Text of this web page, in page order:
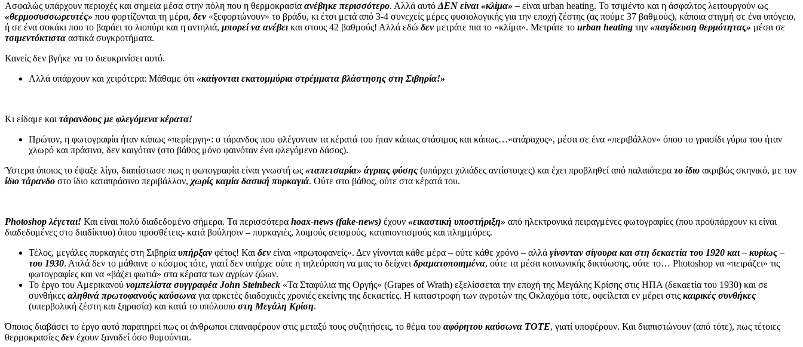
Ασφαλώς υπάρχουν περιοχές και σημεία μέσα στην πόλη που η θερμοκρασία ανέβηκε περισσότερο. Αλλά αυτό ΔΕΝ είναι «κλίμα» – είναι urban heating. To τσιμέντο και η άσφαλτος λειτουργούν ως
«θερμοσυσσωρευτές» που φορτίζονται τη μέρα, δεν«ξεφορτώνουν» το βράδυ, κι έτσι μετά από 3-4 συνεχείς μέρες φυσιολογικής για την εποχή ζέστης (ας πούμε 37 βαθμούς), κάποια στιγμή σε ένα υπόγειο,
ή σε ένα σοκάκι που το βαράει το λιοπύρι και η αντηλιά, μπορεί να ανέβει και στους 42 βαθμούς! Αλλά εδώ δενμετράτε πια το «κλίμα». Μετράτε το urban heating την «παγίδευση θερμότητας» μέσα σε
τσιμεντόκτιστα αστικά συγκροτήματα.
Κανείς δεν βγήκε να το διευκρινίσει αυτό.
Αλλά υπάρχουν και χειρότερα: Μάθαμε ότι «καίγονται εκατομμύρια στρέμματα βλάστησης στη Σιβηρία!»
Κι είδαμε και τάρανδους με φλεγόμενα κέρατα!
Πρώτον, η φωτογραφία ήταν κάπως «περίεργη»: ο τάρανδος που φλέγονταν τα κέρατά του ήταν κάπως στάσιμος και κάπως…«ατάραχος», μέσα σε ένα «περιβάλλον» όπου το γρασίδι γύρω του ήταν
χλωρό και πράσινο, δεν καιγόταν (στο βάθος μόνο φαινόταν ένα φλεγόμενο δάσος).
Ύστερα όποιος το έψαξε λίγο, διαπίστωσε πως η φωτογραφία είναι γνωστή ως «ταπετσαρία» άγριας φύσης (υπάρχει χιλιάδες αντίστοιχες) και έχει προβληθεί από παλαιότερα το ίδιο ακριβώς σκηνικό, με τον
ίδιο τάρανδο στο ίδιο καταπράσινο περιβάλλον, χωρίς καμία δασική πυρκαγιά. Ούτε στο βάθος, ούτε στα κέρατά του.
Photoshop λέγεται! Και είναι πολύ διαδεδομένο σήμερα. Τα περισσότερα hoax-news (fake-news) έχουν «εικαστική υποστήριξη» από ηλεκτρονικά πειραγμένες φωτογραφίες (που προϋπάρχουν κι είναι
διαδεδομένες στο διαδίκτυο) όπου προσθέτεις- κατά βούλησιν – πυρκαγιές, λοιμούς σεισμούς, καταποντισμούς και πλημμύρες.
Τέλος, μεγάλες πυρκαγιές στη Σιβηρία υπήρξανφέτος! Και δενείναι «πρωτοφανείς». Δεν γίνονται κάθε μέρα – ούτε κάθε χρόνο – αλλά γίνονταν σίγουρα και στη δεκαετία του 1920 και – κυρίως –
του 1930. Απλά δεν το μάθαινε ο κόσμος τότε, γιατί δεν υπήρχε ούτε η τηλεόραση να μας το δείχνει δραματοποιημένα, ούτε τα μέσα κοινωνικής δικτύωσης, ούτε το… Photoshop να «πειράζει» τις
φωτογραφίες και να «βάζει φωτιά» στα κέρατα των αγρίων ζώων.
Το έργο του Αμερικανού νομπελίστα συγγραφέα John Steinbeck «Τα Σταφύλια της Οργής» (Grapes of Wrath) εξελίσσεται την εποχή της Μεγάλης Κρίσης στις ΗΠΑ (δεκαετία του 1930) και σε
συνθήκες αληθινά πρωτοφανούς καύσωνα για αρκετές διαδοχικές χρονιές εκείνης της δεκαετίες. Η καταστροφή των αγροτών της Οκλαχόμα τότε, οφείλεται εν μέρει στις καιρικές συνθήκες
(υπερβολική ζέστη και ξηρασία) και κατά το υπόλοιπο στη Μεγάλη Κρίση.
Όποιος διαβάσει το έργο αυτό παρατηρεί πως οι άνθρωποι επαναφέρουν στις μεταξύ τους συζητήσεις, το θέμα του αφόρητου καύσωνα ΤΟΤΕ, γιατί υποφέρουν. Και διαπιστώνουν (από τότε), πως τέτοιες
θερμοκρασίες δενέχουν ξαναδεί όσο θυμούνται.